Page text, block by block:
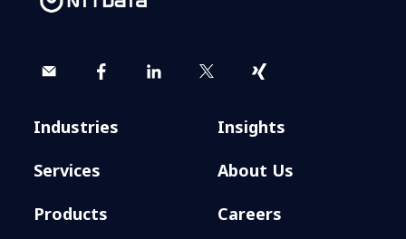
CCW 2025 - Die 26. internationale
Industries
Services
Products
Insights
About Us
Careers